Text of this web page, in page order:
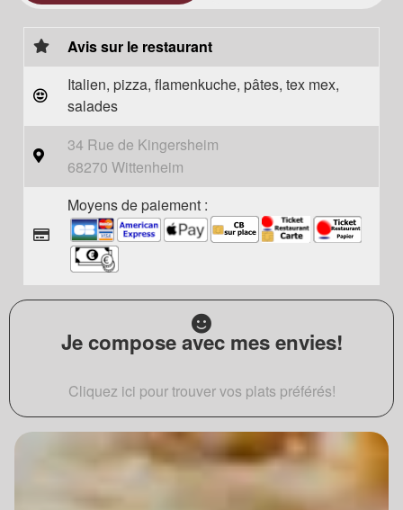
Avis sur le restaurant
Italien, pizza, flamenkuche, pâtes, tex mex,
salades
34 Rue de Kingersheim
68270 Wittenheim
Moyens de paiement :
Je compose avec mes envies!
Cliquez ici pour trouver vos plats préférés!